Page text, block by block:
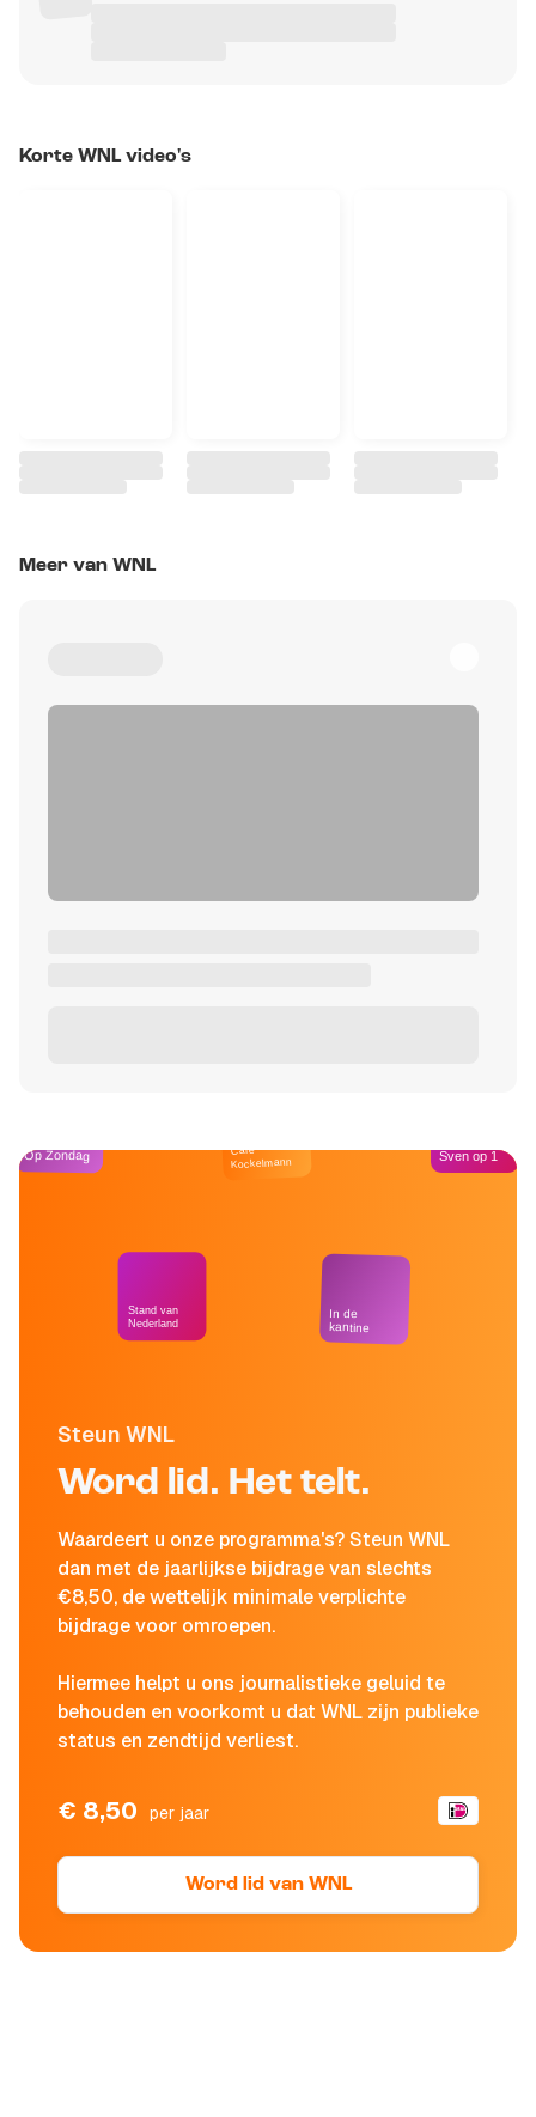
Korte WNL video's
Meer van WNL
Steun WNL
Word lid. Het telt.
Waardeert u onze programma's? Steun WNL
dan met de jaarlijkse bijdrage van slechts
€8,50, de wettelijk minimale verplichte
bijdrage voor omroepen.
Hiermee helpt u ons journalistieke geluid te
behouden en voorkomt u dat WNL zijn publieke
status en zendtijd verliest.
€ 8,50 per jaar
Word lid van WNL
Op Zondag
Stand van
Nederland
Café
Kockelmann
In de
kantine
Sven op 1